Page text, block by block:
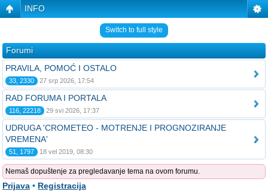
INFO
Switch to full style
Forumi
PRAVILA, POMOĆ I OSTALO
33, 2330 27 srp 2026, 17:54
RAD FORUMA I PORTALA
116, 22218 29 svi 2026, 17:37
UDRUGA 'CROMETEO - MOTRENJE I PROGNOZIRANJE
VREMENA'
51, 1797 18 vel 2019, 08:30
Nemaš dopuštenje za pregledavanje tema na ovom forumu.
Prijava • Registracija